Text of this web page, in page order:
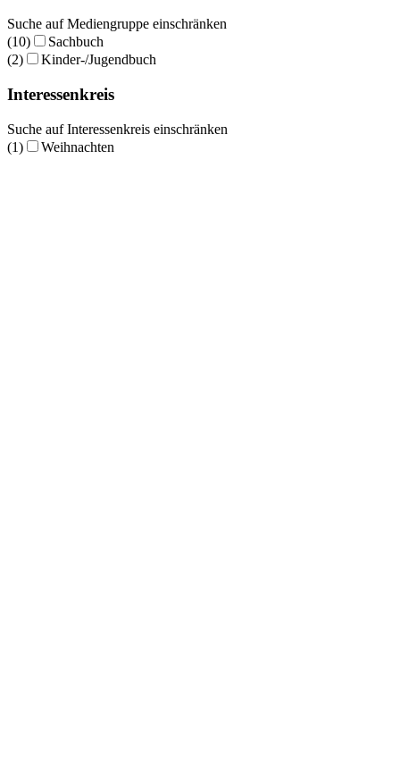
Suche auf Mediengruppe einschränken
(10)
Sachbuch
(2)
Kinder-/Jugendbuch
Interessenkreis
Suche auf Interessenkreis einschränken
(1)
Weihnachten